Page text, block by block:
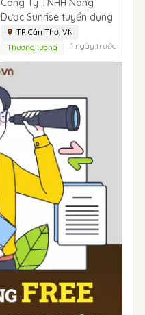
Công Ty TNHH Nông
Dược Sunrise tuyển dụng
TP. Cần Thơ, VN
Thương lượng
1 ngày trước